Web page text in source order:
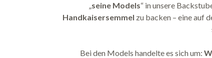
„seine Models“ in unsere
Handkaisersemmel zu backen – eine auf
Bei den Models handelte es sich um: